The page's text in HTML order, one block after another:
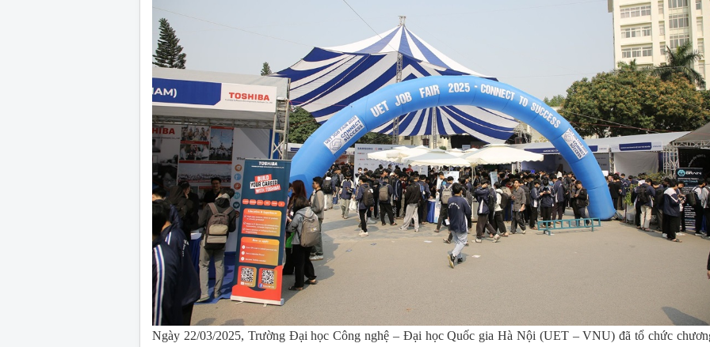
Ngày 22/03/2025, Trường Đại học Công nghệ – Đại học Quốc gia Hà Nội (UET – VNU) đã tổ chức